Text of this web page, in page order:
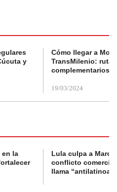
y
Cómo llegar a
TransMilenio:
complementarios
19/03/2024
en la
Lula culpa a
conflicto comercial
llama